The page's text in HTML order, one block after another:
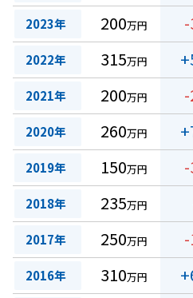
2023年 200万円
2022年 315万円
2021年 200万円
2020年 260万円
2019年 150万円
2018年 235万円
2017年 250万円
2016年 310万円